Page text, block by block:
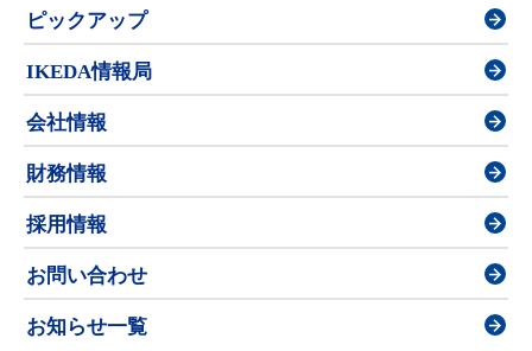
ピックアップ
IKEDA情報局
会社情報
財務情報
採用情報
お問い合わせ
お知らせ一覧